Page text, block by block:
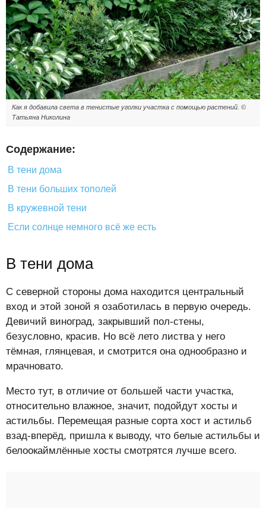
Как я добавила света в тенистые уголки участка с помощью растений. ©
Татьяна Николина
Содержание:
В тени дома
В тени больших тополей
В кружевной тени
Если солнце немного всё же есть
В тени дома
С северной стороны дома находится центральный
вход и этой зоной я озаботилась в первую очередь.
Девичий виноград, закрывший пол-стены,
безусловно, красив. Но всё лето листва у него
тёмная, глянцевая, и смотрится она однообразно и
мрачновато.
Место тут, в отличие от большей части участка,
относительно влажное, значит, подойдут хосты и
астильбы. Перемещая разные сорта хост и астильб
взад-вперёд, пришла к выводу, что белые астильбы и
белоокаймлённые хосты смотрятся лучше всего.